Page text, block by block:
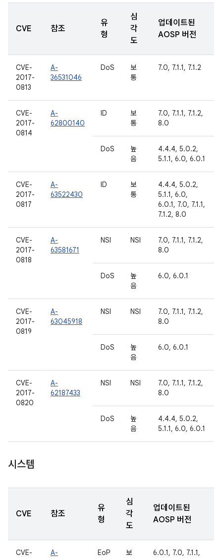
CVE 참조
유
형
심
각
도
업데이트된
AOSP 버전
CVE-
2017-
0813
A-
36531046
DoS
보
통
7.0, 7.1.1, 7.1.2
CVE-
2017-
0814
A-
62800140
ID
보
통
7.0, 7.1.1, 7.1.2,
8.0
DoS
높
음
4.4.4, 5.0.2,
5.1.1, 6.0, 6.0.1
CVE-
2017-
0817
A-
63522430
ID
보
통
4.4.4, 5.0.2,
5.1.1, 6.0,
6.0.1, 7.0, 7.1.1,
7.1.2, 8.0
CVE-
2017-
0818
A-
63581671
NSI NSI
7.0, 7.1.1, 7.1.2,
8.0
DoS
높
음
6.0, 6.0.1
CVE-
2017-
0819
A-
63045918
NSI NSI
7.0, 7.1.1, 7.1.2,
8.0
DoS
높
음
6.0, 6.0.1
CVE-
2017-
0820
A-
62187433
NSI NSI
7.0, 7.1.1, 7.1.2,
8.0
DoS
높
음
4.4.4, 5.0.2,
5.1.1, 6.0, 6.0.1
시스템
CVE 참조
유
형
심
각
도
업데이트된
AOSP 버전
CVE- A- EoP 보 6.0.1, 7.0, 7.1.1,